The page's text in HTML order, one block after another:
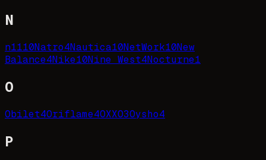
N
n1110Natro4Nautica10NetWork10New
Balance4Nike10Nine West4Nocturne1
O
Obilet4Oriflame4OXXO3Oysho4
P